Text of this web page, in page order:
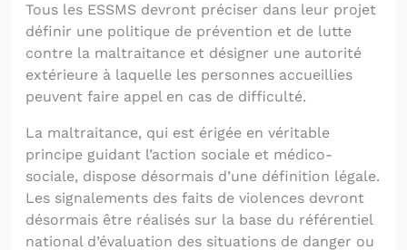
Tous les ESSMS devront préciser dans leur projet
définir une politique de prévention et de lutte
contre la maltraitance et désigner une autorité
extérieure à laquelle les personnes accueillies
peuvent faire appel en cas de difficulté.
La maltraitance, qui est érigée en véritable
principe guidant l’action sociale et médico-
sociale, dispose désormais d’une définition légale.
Les signalements des faits de violences devront
désormais être réalisés sur la base du référentiel
national d’évaluation des situations de danger ou